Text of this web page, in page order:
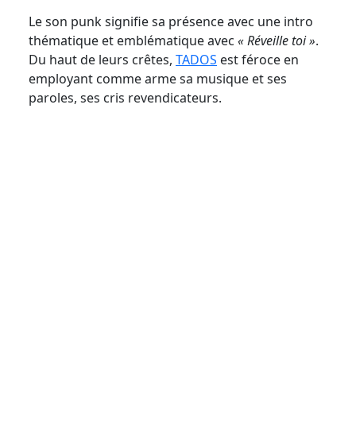
Le son punk signifie sa présence avec une intro
thématique et emblématique avec « Réveille toi ».
Du haut de leurs crêtes, TADOS est féroce en
employant comme arme sa musique et ses
paroles, ses cris revendicateurs.